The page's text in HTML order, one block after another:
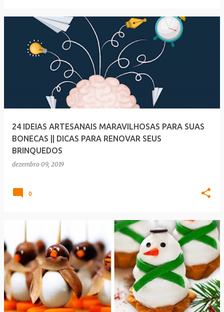
24 IDEIAS ARTESANAIS MARAVILHOSAS PARA SUAS
BONECAS || DICAS PARA RENOVAR SEUS
BRINQUEDOS
dezembro 09, 2019
0